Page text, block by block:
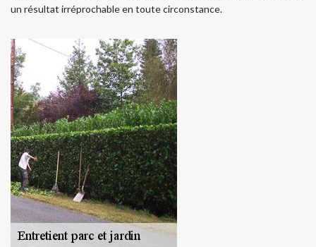
un résultat irréprochable en toute circonstance.